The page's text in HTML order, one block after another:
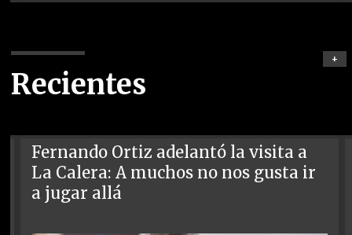
Recientes
+
Fernando Ortiz adelantó la visita a
La Calera: A muchos no nos gusta ir
a jugar allá